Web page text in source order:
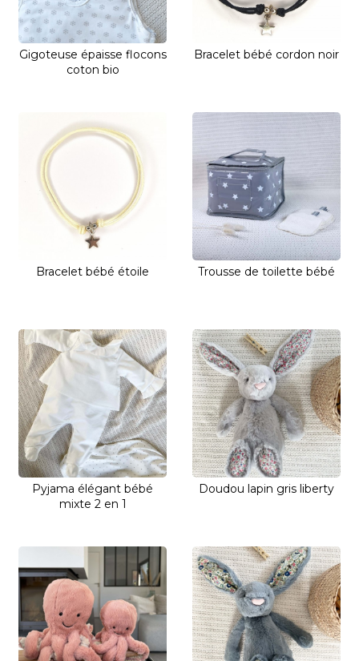
Gigoteuse épaisse flocons
coton bio
Bracelet bébé cordon noir
Bracelet bébé étoile Trousse de toilette bébé
Pyjama élégant bébé
mixte 2 en 1
Doudou lapin gris liberty